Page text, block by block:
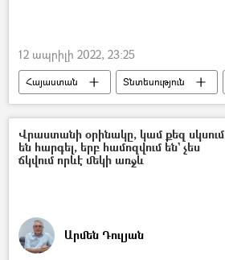
12 ապրիլի 2022, 23:25
Հայաստան Տնտեսություն
վարկ
Վրաստանի օրինակը, կամ քեզ սկսում
են հարգել, երբ համոզվում են` չես
ճկվում որևէ մեկի առջև
Արմեն Դուլյան